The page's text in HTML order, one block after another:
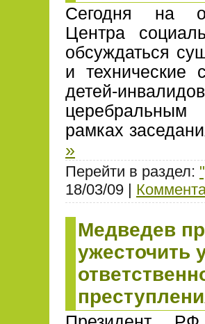
Сегодня на
Центра
обсуждаться
и технические
детей-
рамках
»
Перейти в раздел:
18/03/09 |
Медведев
ужесточить